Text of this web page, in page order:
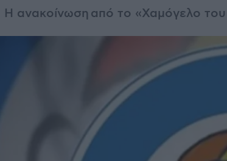
Η ανακοίνωση από το «Χαμόγελο του